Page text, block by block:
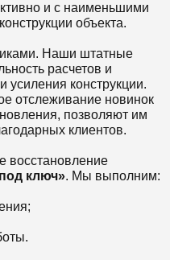
и с наименьшими
объекта.
Наши штатные
расчетов и
усиления конструкции.
отслеживание новинок
позволяют им
клиентов.
восстановление
ключ». Мы выполним: